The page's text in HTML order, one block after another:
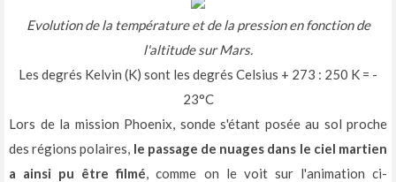
Evolution de la température et de la pression en fonction de
l'altitude sur Mars.
Les degrés Kelvin (K) sont les degrés Celsius + 273 : 250 K = -
23°C
Lors de la mission Phoenix, sonde s'étant posée au sol proche
des régions polaires, le passage de nuages dans le ciel martien
a ainsi pu être filmé, comme on le voit sur l'animation ci-